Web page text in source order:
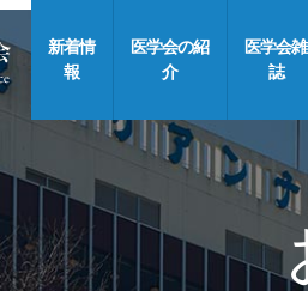
新着情
報
医学会の紹
介
医学会雑
誌